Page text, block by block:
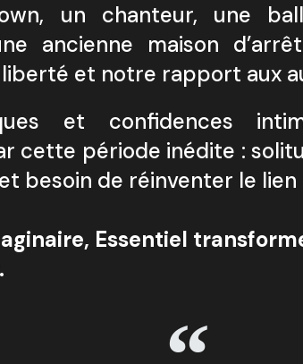
un chanteur, une
ancienne maison
et notre rapport aux
et confidences
cette période inédite :
besoin de réinventer le lien
Essentiel